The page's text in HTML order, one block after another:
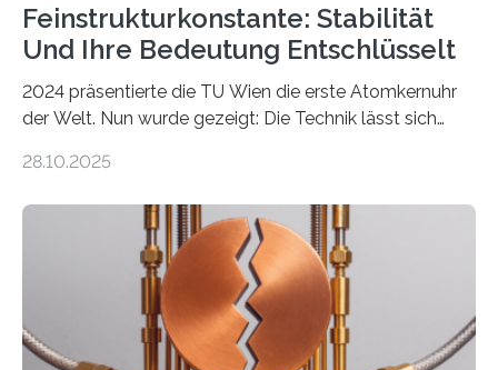
Feinstrukturkonstante: Stabilität
Und Ihre Bedeutung Entschlüsselt
2024 präsentierte die TU Wien die erste Atomkernuhr
der Welt. Nun wurde gezeigt: Die Technik lässt sich
fundamentalen Physik nachzugehen. Thorium-
Messungen verwenden. Das hatte man jahrzehntelang
vermutet, weltweit war nach den passenden
Atomkern-Zuständen gesucht worden, 2024 gelang
einem Team der TU Wien mit Unterstützung
internationaler Partner der entscheidende Durchbruch:
Der lange diskutierte Thorium-Kernübergang wurde
28.10.2025